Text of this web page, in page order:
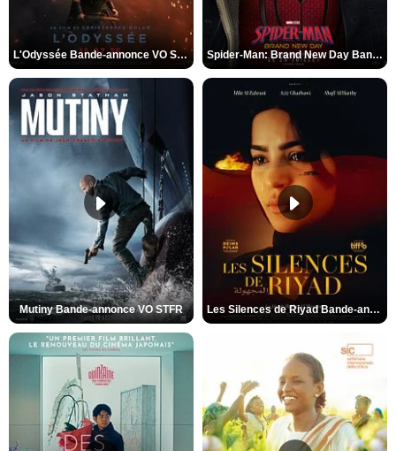
L'Odyssée Bande-annonce VO STFR Spider-Man: Brand New Day Bande-annonce VO STFR
Mutiny Bande-annonce VO STFR Les Silences de Riyad Bande-annonce VO STFR